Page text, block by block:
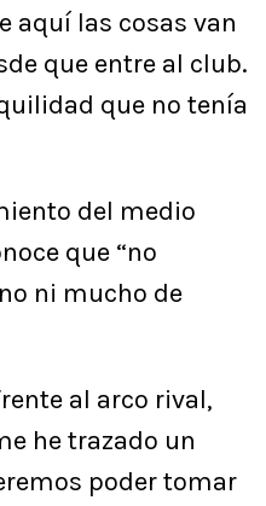
aquí las cosas van
que entre al club.
que no tenía
del medio
que “no
ni mucho de
al arco rival,
he trazado un
poder tomar